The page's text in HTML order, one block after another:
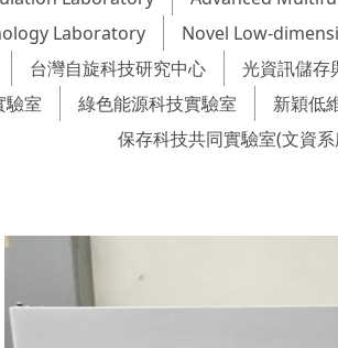
Laboratory
Novel Low-
台灣自旋科技研究中心 光資訊儲存
驗室
綠色能源科技實驗室 新穎低
保存科技共同實驗室(文資